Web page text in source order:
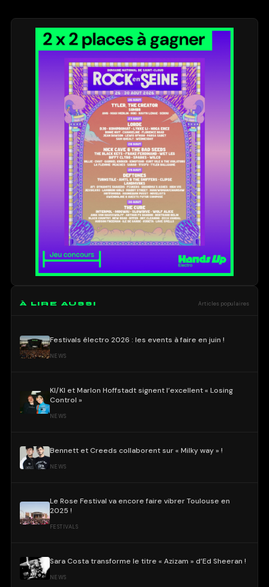
À LIRE AUSSI Articles populaires
Festivals électro 2026 : les events à faire en juin !
NEWS
KI/KI et Marlon Hoffstadt signent l’excellent « Losing
Control »
NEWS
Bennett et Creeds collaborent sur « Milky way » !
NEWS
Le Rose Festival va encore faire vibrer Toulouse en
2025 !
FESTIVALS
Sara Costa transforme le titre « Azizam » d’Ed Sheeran !
NEWS